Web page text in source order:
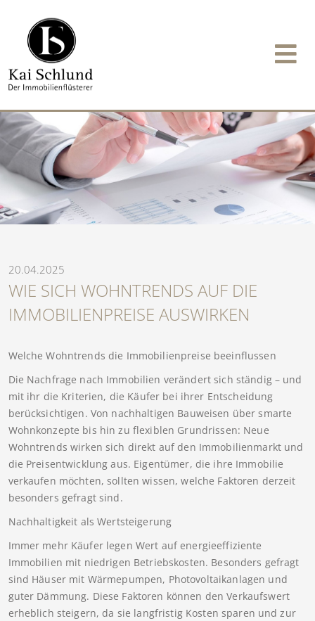
20.04.2025
WIE SICH WOHNTRENDS AUF DIE
IMMOBILIENPREISE AUSWIRKEN
Welche Wohntrends die Immobilienpreise beeinflussen
Die Nachfrage nach Immobilien verändert sich ständig – und
mit ihr die Kriterien, die Käufer bei ihrer Entscheidung
berücksichtigen. Von nachhaltigen Bauweisen über smarte
Wohnkonzepte bis hin zu flexiblen Grundrissen: Neue
Wohntrends wirken sich direkt auf den Immobilienmarkt und
die Preisentwicklung aus. Eigentümer, die ihre Immobilie
verkaufen möchten, sollten wissen, welche Faktoren derzeit
besonders gefragt sind.
Nachhaltigkeit als Wertsteigerung
Immer mehr Käufer legen Wert auf energieeffiziente
Immobilien mit niedrigen Betriebskosten. Besonders gefragt
sind Häuser mit Wärmepumpen, Photovoltaikanlagen und
guter Dämmung. Diese Faktoren können den Verkaufswert
erheblich steigern, da sie langfristig Kosten sparen und zur